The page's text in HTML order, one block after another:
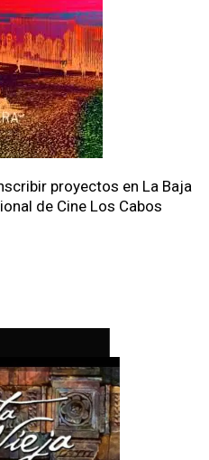
proyectos en La Baja
de Cine Los Cabos